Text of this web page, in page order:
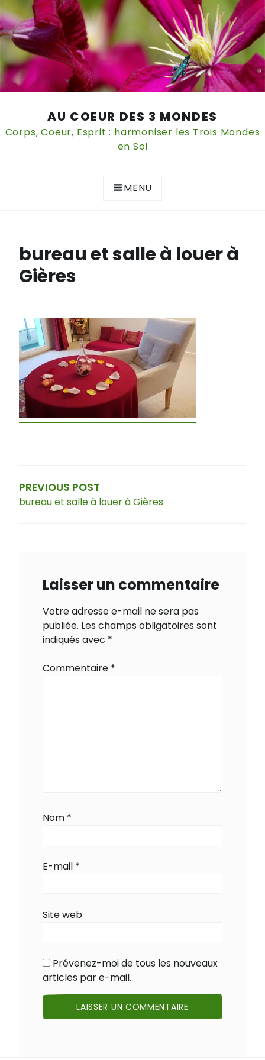
content
AU COEUR DES 3 MONDES
Corps, Coeur, Esprit : harmoniser les Trois Mondes
en Soi
MENU
bureau et salle à louer à
Gières
l’article
PREVIOUS POST
bureau et salle à louer à Gières
Laisser un commentaire
Votre adresse e-mail ne sera pas
publiée. Les champs obligatoires sont
indiqués avec *
Commentaire *
Nom *
E-mail *
Site web
Prévenez-moi de tous les nouveaux
articles par e-mail.